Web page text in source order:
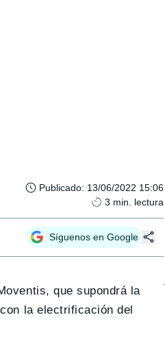
Publicado: 13/06/2022 15:06
3 min. lectura
Síguenos en Google
que supondrá la
la electrificación del